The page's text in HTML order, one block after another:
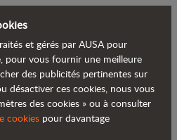
au blog
AUSA D151AEG,
Products
et gérés par AUSA pour
pour vous fournir une meilleure
des publicités pertinentes sur
désactiver ces cookies, nous vous
des cookies » ou à consulter
cookies pour davantage